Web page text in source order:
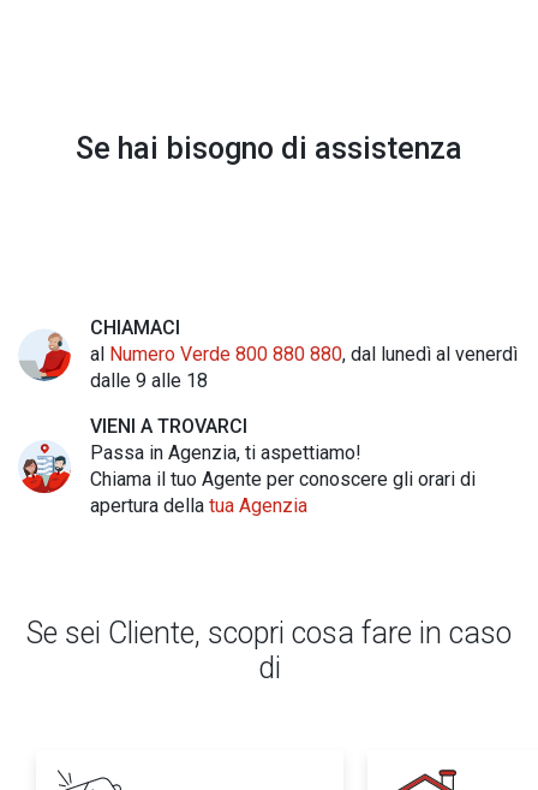
Se hai bisogno di assistenza
CHIAMACI
al Numero Verde 800 880 880, dal lunedì al venerdì
dalle 9 alle 18
VIENI A TROVARCI
Passa in Agenzia, ti aspettiamo!
Chiama il tuo Agente per conoscere gli orari di
apertura della tua Agenzia
Se sei Cliente, scopri cosa fare in caso
di